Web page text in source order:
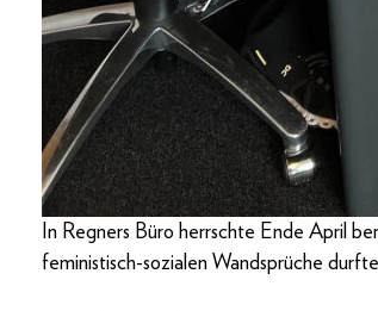
In Regners Büro herrschte Ende April
feministisch-sozialen Wandsprüche